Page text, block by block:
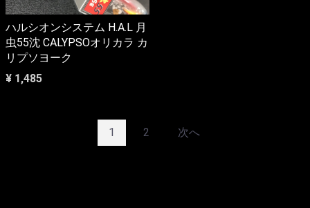
ハルシオンシステム H.A.L 月
虫55沈 CALYPSOオリカラ カ
リプソヨーク
¥ 1,485
1 2 次へ